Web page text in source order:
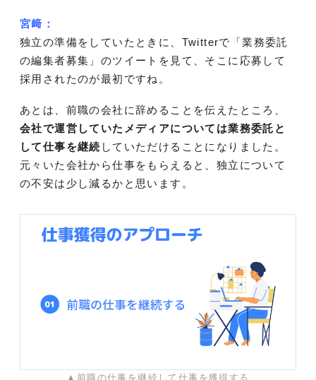
宮﨑：
独立の準備をしていたときに、Twitterで「業務委託
の編集者募集」のツイートを見て、そこに応募して
採用されたのが最初ですね。
あとは、前職の会社に辞めることを伝えたところ、
会社で運営していたメディアについては業務委託と
して仕事を継続 していただけることになりました。
元々いた会社から仕事をもらえると、独立について
の不安は少し減るかと思います。
▲前職の仕事を継続して仕事を獲得する